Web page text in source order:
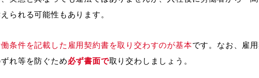
られる可能性もあります。
条件を記載した雇用契約書を取り交わすのが基本です。なお、雇
れ等を防ぐため必ず書面で取り交わしましょう。